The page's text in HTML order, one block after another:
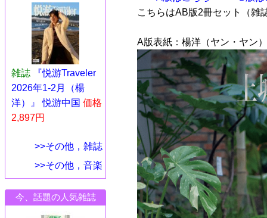
雑誌
『悦游Traveler
2026年1-2月（楊
洋）』 悦游中国 価格
2,897円
>>その他，雑誌
>>その他，音楽
今、話題の人気雑誌
こちらはAB版2冊セット（雑
A版表紙：楊洋（ヤン・ヤン